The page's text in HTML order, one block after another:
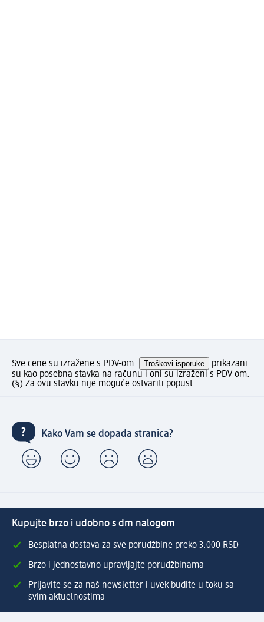
Sve cene su izražene s PDV-om. Troškovi isporuke
prikazani
su kao posebna stavka na računu i oni su izraženi s PDV-om.
(§) Za ovu stavku nije moguće ostvariti popust.
Kako Vam se dopada stranica?
Kupujte brzo i udobno s dm nalogom
Besplatna dostava za sve porudžbine preko 3.000 RSD
Brzo i jednostavno upravljajte porudžbinama
Prijavite se za naš newsletter i uvek budite u toku sa
svim aktuelnostima